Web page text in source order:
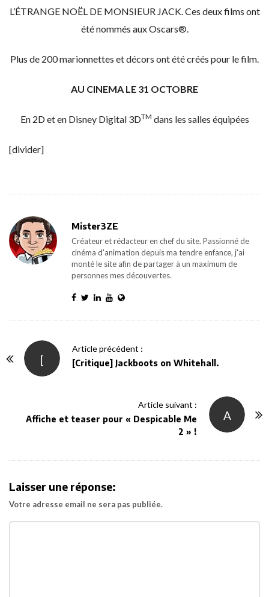
L’ÉTRANGE NOËL DE MONSIEUR JACK. Ces deux films ont
été nommés aux Oscars®.
Plus de 200 marionnettes et décors ont été créés pour le film.
AU CINEMA LE 31 OCTOBRE
En 2D et en Disney Digital 3DTM dans les salles équipées
[divider]
Mister3ZE
Créateur et rédacteur en chef du site. Passionné de
cinéma d'animation depuis ma tendre enfance, j'ai
monté le site afin de partager à un maximum de
personnes mes découvertes.
[
Article précédent :
[Critique] Jackboots on Whitehall.
A
Article suivant :
Affiche et teaser pour « Despicable Me
2 » !
Laisser une réponse:
Votre adresse email ne sera pas publiée.